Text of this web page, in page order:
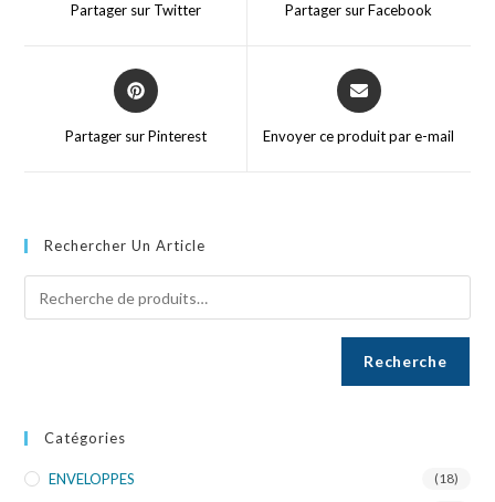
Partager sur Twitter Partager sur Facebook
Partager sur Pinterest Envoyer ce produit par e-mail
Rechercher Un Article
Recherche
Catégories
ENVELOPPES (18)